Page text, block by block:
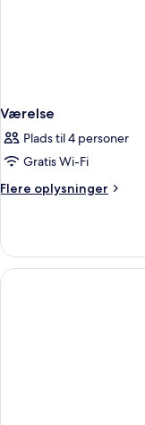
Værelse
Plads til 4 personer
Gratis Wi-Fi
Flere oplysninger
Flere